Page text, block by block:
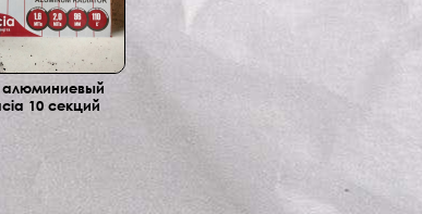
алюминиевый
10 секций